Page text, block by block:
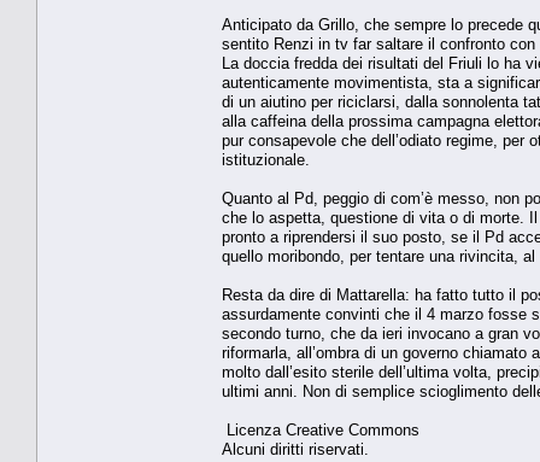
Anticipato da Grillo, che sempre lo precede
sentito Renzi in tv far saltare il confronto
La doccia fredda dei risultati del Friuli lo ha
autenticamente movimentista, sta a
di un aiutino per riciclarsi, dalla sonnolenta
alla caffeina della prossima campagna
pur consapevole che dell’odiato regime, per
istituzionale.
Quanto al Pd, peggio di com’è messo, non
che lo aspetta, questione di vita o di morte.
pronto a riprendersi il suo posto, se il Pd
quello moribondo, per tentare una rivincita,
Resta da dire di Mattarella: ha fatto tutto il
assurdamente convinti che il 4 marzo fosse
secondo turno, che da ieri invocano a gran
riformarla, all’ombra di un governo
molto dall’esito sterile dell’ultima volta,
ultimi anni. Non di semplice scioglimento
Licenza Creative Commons
Alcuni diritti riservati.